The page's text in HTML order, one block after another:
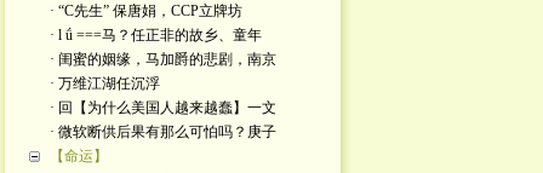
· “C先生” 保唐娟，CCP立牌坊
· l ǘ ===马？任正非的故乡、童年
· 闺蜜的姻缘，马加爵的悲剧，南京
· 万维江湖任沉浮
· 回【为什么美国人越来越蠢】一文
· 微软断供后果有那么可怕吗？庚子
【命运】